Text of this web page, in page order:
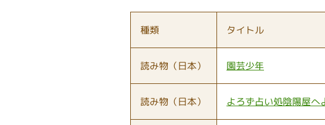
種類 タイトル
読み物（日本） 園芸少年
読み物（日本） よろず占い処陰陽屋へ